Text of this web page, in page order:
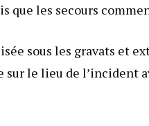
que les secours
sous les gravats et
sur le lieu de l’incident